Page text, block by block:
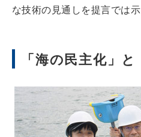
な技術の見通しを提言では示
「海の民主化」と